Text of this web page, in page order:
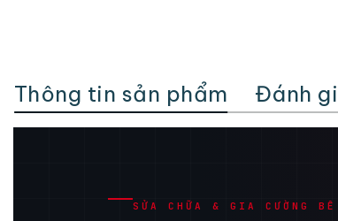
Thông tin sản phẩm Đánh
SỬA CHỮA & GIA CƯỜNG